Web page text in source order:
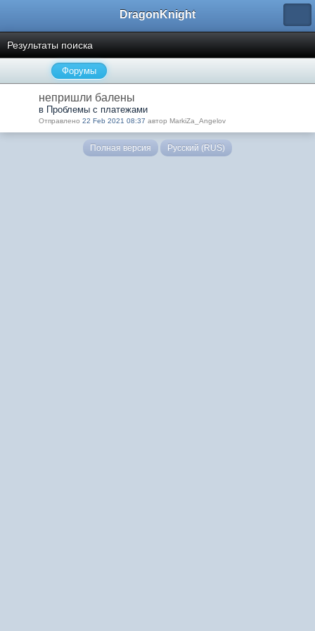
DragonKnight
Результаты поиска
Форумы
непришли балены
в Проблемы с платежами
Отправлено 22 Feb 2021 08:37 автор MarkiZa_Angelov
Полная версия Русский (RUS)